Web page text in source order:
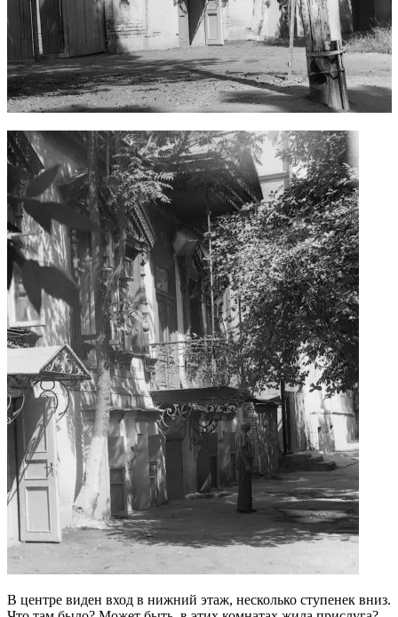
В центре виден вход в нижний этаж, несколько ступенек вниз.